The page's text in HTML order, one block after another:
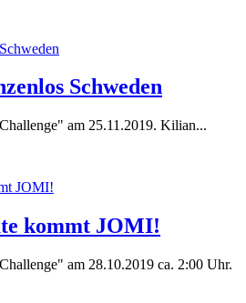
Schweden
am 25.11.2019. Kilian...
kommt JOMI!
am 28.10.2019 ca. 2:00 Uhr.